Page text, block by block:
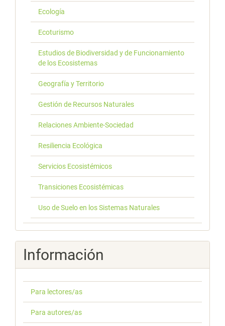
Ecología
Ecoturismo
Estudios de Biodiversidad y de Funcionamiento
de los Ecosistemas
Geografía y Territorio
Gestión de Recursos Naturales
Relaciones Ambiente-Sociedad
Resiliencia Ecológica
Servicios Ecosistémicos
Transiciones Ecosistémicas
Uso de Suelo en los Sistemas Naturales
Información
Para lectores/as
Para autores/as